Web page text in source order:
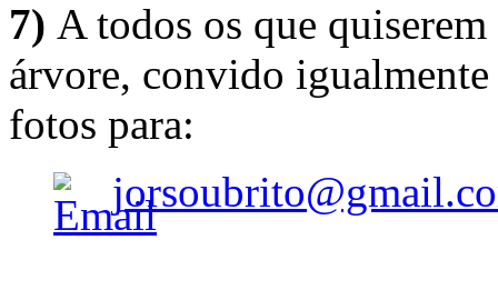
7) A todos os que
árvore, convido
fotos para: